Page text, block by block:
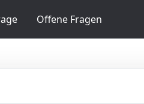
Offene Fragen